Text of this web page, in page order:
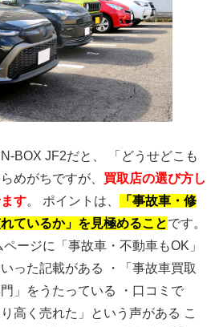
BOX JF2だと、 「どうせどこも
めがちですが、 買取店の選び方し
す。 ポイントは、
「事故車・修
ているか」を見極めることです。
ージに「事故車・不動車もOK」
った記載がある ・「事故車買取
」をうたっている ・口コミで
高く売れた」という声がある こ